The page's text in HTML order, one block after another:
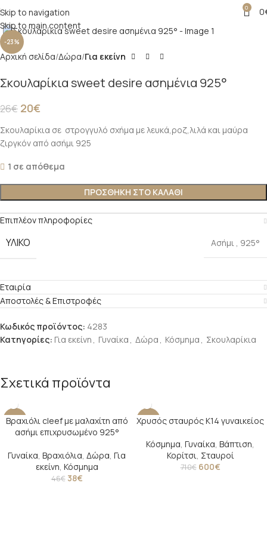
Skip to navigation
Skip to main content
0 0
-23%
Click to enlarge
Αρχική σελίδα Δώρα Για εκείνη
Σκουλαρίκια sweet desire ασημένια 925°
26€ 20€
Σκουλαρίκια σε στρογγυλό σχήμα με λευκά,ροζ,λιλά και μαύρα
ζιργκόν από ασήμι 925
1 σε απόθεμα
ΠΡΟΣΘΉΚΗ ΣΤΟ ΚΑΛΆΘΙ
Επιπλέον πληροφορίες
ΥΛΙΚΌ Ασήμι , 925°
Εταιρία
Αποστολές & Επιστροφές
Κωδικός προϊόντος: 4283
Κατηγορίες: Για εκείνη , Γυναίκα , Δώρα , Κόσμημα , Σκουλαρίκια
Σχετικά προϊόντα
-17%
Βραχιόλι cleef με μαλαχίτη από
ασήμι επιχρυσωμένο 925°
Γυναίκα, Βραχιόλια, Δώρα, Για
εκείνη, Κόσμημα
46€ 38€
-15%
Χρυσός σταυρός Κ14 γυναικείος
Κόσμημα, Γυναίκα, Βάπτιση,
Κορίτσι, Σταυροί
710€ 600€